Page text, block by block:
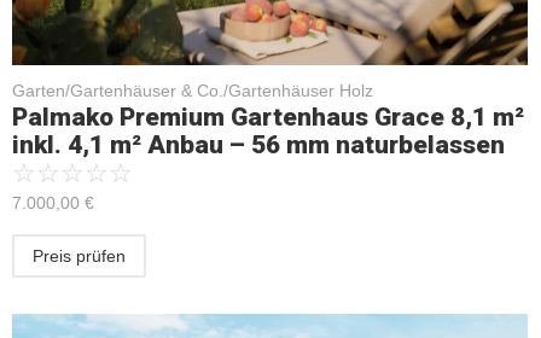
Garten/Gartenhäuser & Co./Gartenhäuser Holz
Palmako Premium Gartenhaus Grace 8,1 m²
inkl. 4,1 m² Anbau – 56 mm naturbelassen
☆☆☆☆☆
7.000,00 €
Preis prüfen